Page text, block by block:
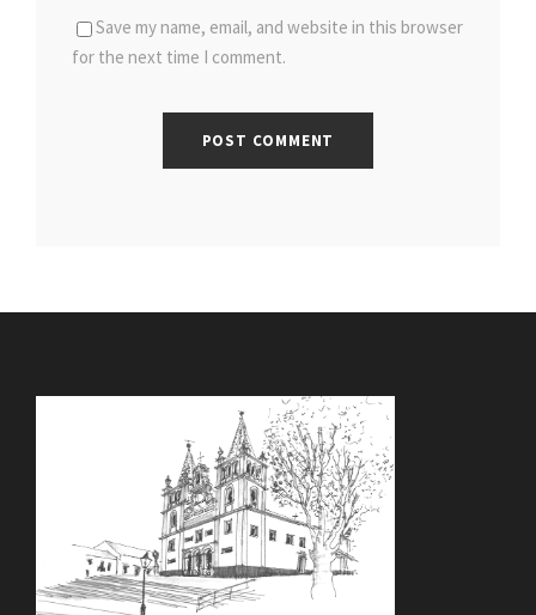
Save my name, email, and website in this browser
for the next time I comment.